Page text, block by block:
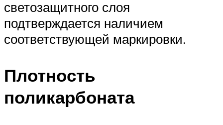
светозащитного слоя
подтверждается наличием
соответствующей маркировки.
Плотность
поликарбоната